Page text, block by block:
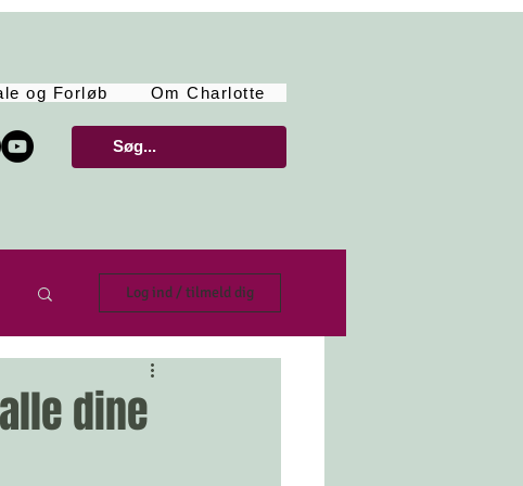
og Forløb Om Charlotte
Log ind / tilmeld dig
dine